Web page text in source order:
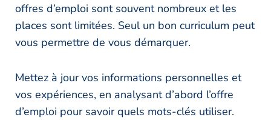
offres d’emploi sont souvent nombreux et les
places sont limitées. Seul un bon curriculum peut
vous permettre de vous démarquer.
Mettez à jour vos informations personnelles et
vos expériences, en analysant d’abord l’offre
d’emploi pour savoir quels mots-clés utiliser.